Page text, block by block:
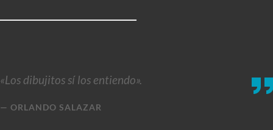
«Los dibujitos sí los entiendo».
ORLANDO SALAZAR